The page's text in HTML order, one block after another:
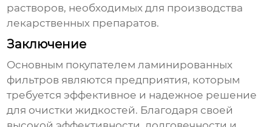
растворов, необходимых для производства
лекарственных препаратов.
Заключение
Основным покупателем ламинированных
фильтров являются предприятия, которым
требуется эффективное и надежное решение
для очистки жидкостей. Благодаря своей